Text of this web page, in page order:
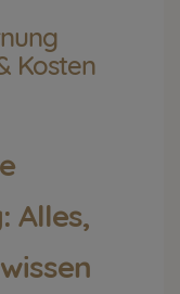
Kosten
Alles,